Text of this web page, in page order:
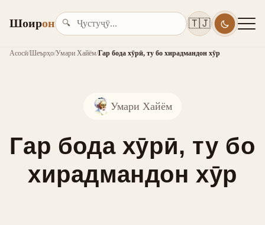
Шоирон 🔍 🇹🇯
Асосӣ/Шеърҳо/Умари Хайём/Гар бода хӯрӣ, ту бо хирадмандон хӯр
Умари Хайём
Гар бода хӯрӣ, ту бо
хирадмандон хӯр